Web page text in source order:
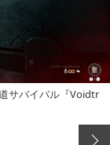
サバイバル『Voidtr